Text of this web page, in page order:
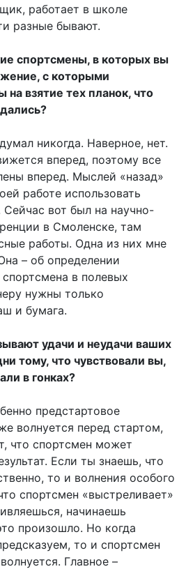
работает в школе
разные бывают.
спортсмены, в которых вы
с которыми
взятие тех планок, что
никогда. Наверное, нет.
вперед, поэтому все
вперед. Мыслей «назад»
работе использовать
вот был на научно-
в Смоленске, там
работы. Одна из них мне
– об определении
в полевых
нужны только
и бумага.
удачи и неудачи ваших
тому, что чувствовали вы,
в гонках?
предстартовое
волнуется перед стартом,
что спортсмен может
Если ты знаешь, что
то и волнения особого
спортсмен «выстреливает»
начинаешь
произошло. Но когда
то и спортсмен
Главное –